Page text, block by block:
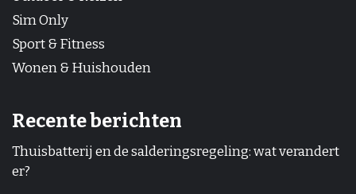
Sim Only
Sport & Fitness
Wonen & Huishouden
Recente berichten
Thuisbatterij en de salderingsregeling: wat verandert
er?